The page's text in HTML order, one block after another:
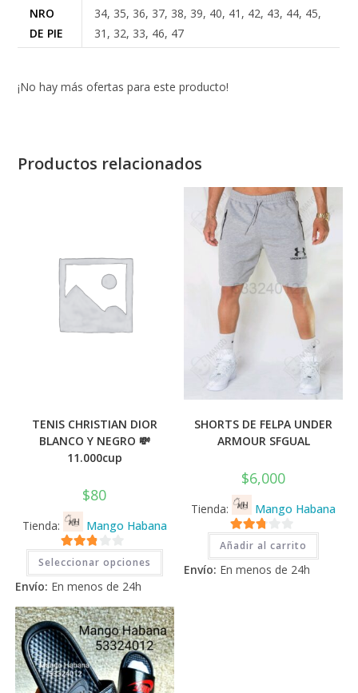
NRO
DE PIE
34, 35, 36, 37, 38, 39, 40, 41, 42, 43, 44, 45,
31, 32, 33, 46, 47
¡No hay más ofertas para este producto!
Productos relacionados
TENIS CHRISTIAN DIOR
BLANCO Y NEGRO 💸
11.000cup
$80
Tienda: Mango Habana
2.71
de 5
Seleccionar opciones
Este
producto
tiene
Las
opciones
se
pueden
elegir
en
la
página
Envío: En menos de 24h
SHORTS DE FELPA UNDER
ARMOUR SFGUAL
$6,000
Tienda: Mango Habana
2.71
de 5
Añadir al carrito
Envío: En menos de 24h